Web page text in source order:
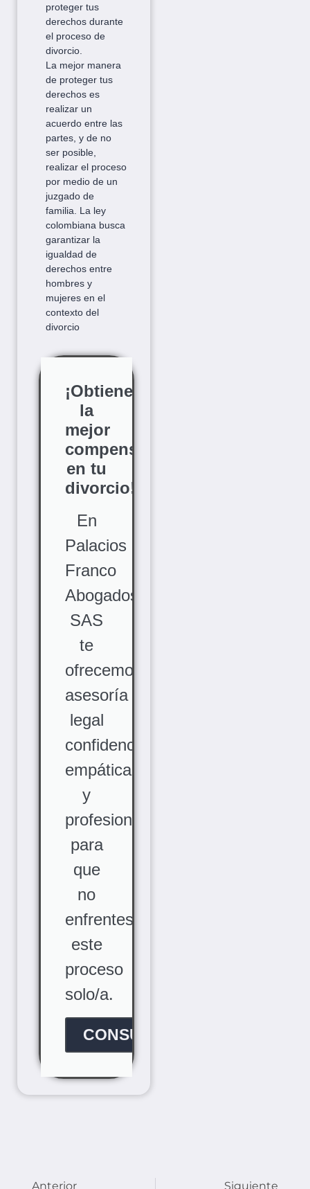
proteger tus
derechos durante
el proceso de
divorcio.
La mejor manera
de proteger tus
derechos es
realizar un
acuerdo entre las
partes, y de no
ser posible,
realizar el proceso
por medio de un
juzgado de
familia. La ley
colombiana busca
garantizar la
igualdad de
derechos entre
hombres y
mujeres en el
contexto del
divorcio
¡Obtiene
la
mejor
compensación
en tu
divorcio!
En
Palacios
Franco
Abogados
SAS
te
ofrecemos
asesoría
legal
confidencial,
empática
y
profesional,
para
que
no
enfrentes
este
proceso
solo/a.
CONSÚLTANOS
Anterior Siguiente